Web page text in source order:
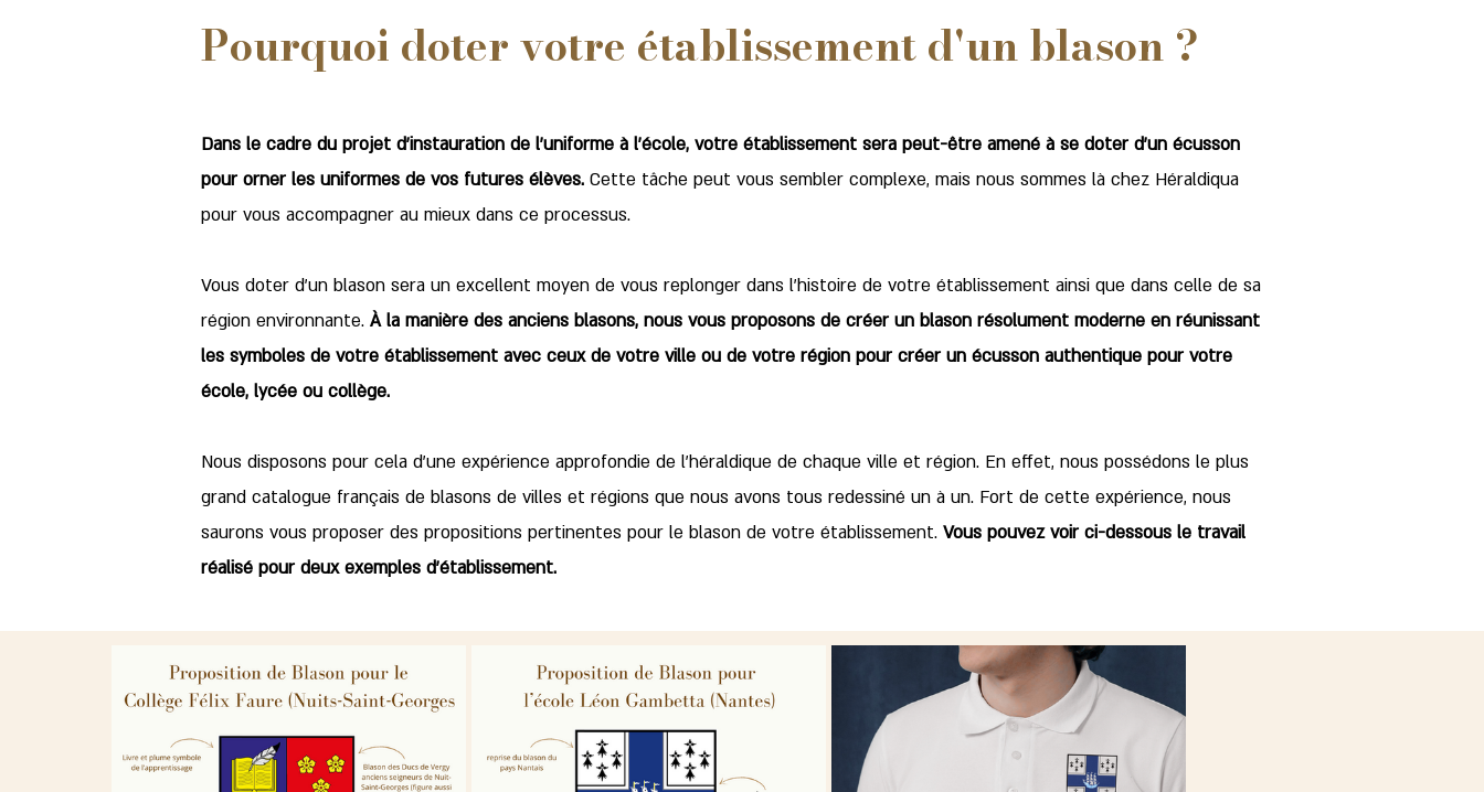
Pourquoi doter votre établissement d'un blason ?
Dans le cadre du projet d'instauration de l'uniforme à l'école, votre établissement sera peut-être amené à se doter d'un écusson
pour orner les uniformes de vos futures élèves. Cette tâche peut vous sembler complexe, mais nous sommes là chez Héraldiqua
pour vous accompagner au mieux dans ce processus.
Vous doter d'un blason sera un excellent moyen de vous replonger dans l'histoire de votre établissement ainsi que dans celle de sa
région environnante. À la manière des anciens blasons, nous vous proposons de créer un blason résolument moderne en réunissant
les symboles de votre établissement avec ceux de votre ville ou de votre région pour créer un écusson authentique pour votre
école, lycée ou collège.
Nous disposons pour cela d'une expérience approfondie de l'héraldique de chaque ville et région. En effet, nous possédons le plus
grand catalogue français de blasons de villes et régions que nous avons tous redessiné un à un. Fort de cette expérience, nous
saurons vous proposer des propositions pertinentes pour le blason de votre établissement. Vous pouvez voir ci-dessous le travail
réalisé pour deux exemples d'établissement.